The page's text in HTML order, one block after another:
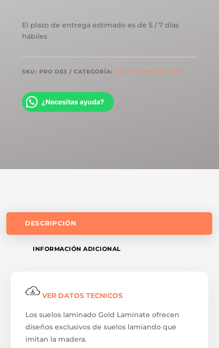
ROBLE
TEIDE
El plazo de entrega estimado es de 5 / 7 días
hábiles
SKU: PRO D03 CATEGORÍA: GOLD DIAMOND AC6
¿Necesitas ayuda?
DESCRIPCIÓN
INFORMACIÓN ADICIONAL
VER DATOS TECNICOS
Los suelos laminado Gold Laminate ofrecen
diseños exclusivos de suelos lamiando que
imitan la madera.